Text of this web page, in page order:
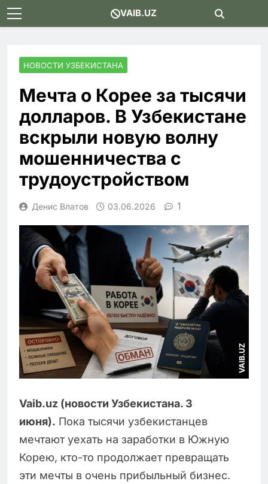
Skip
to
VAIB.UZ
НОВОСТИ УЗБЕКИСТАНА
Мечта о Корее за тысячи
долларов. В Узбекистане
вскрыли новую волну
мошенничества с
трудоустройством
Денис Влатов 03.06.2026 1
Vaib.uz (новости Узбекистана. 3
июня). Пока тысячи узбекистанцев
мечтают уехать на заработки в Южную
Корею, кто-то продолжает превращать
эти мечты в очень прибыльный бизнес.